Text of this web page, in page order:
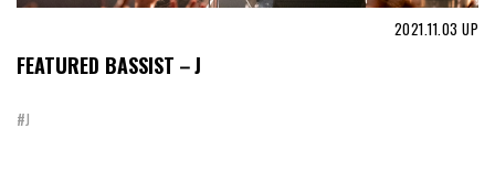
2021.11.03 UP
FEATURED BASSIST－J
#J